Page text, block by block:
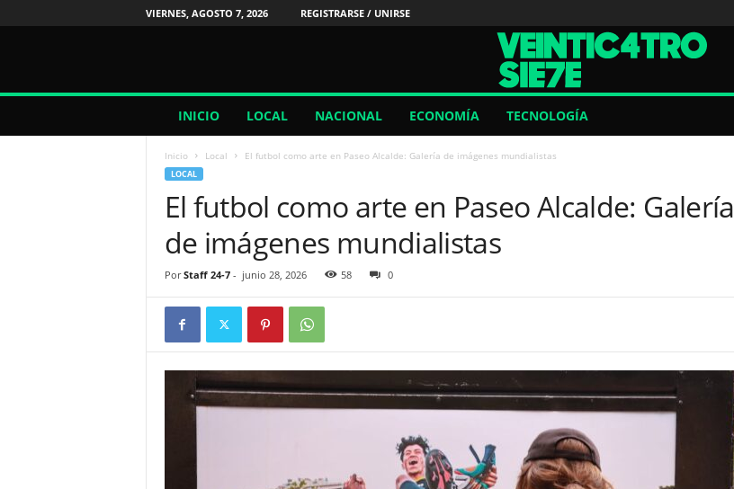
VIERNES, AGOSTO 7, 2026 REGISTRARSE / UNIRSE
/
INICIO LOCAL NACIONAL ECONOMÍA TECNOLOGÍA
Inicio Local El futbol como arte en Paseo Alcalde: Galería de imágenes mundialistas
LOCAL
El futbol como arte en Paseo Alcalde: Galería
de imágenes mundialistas
Por Staff 24-7- junio 28, 2026 58 0